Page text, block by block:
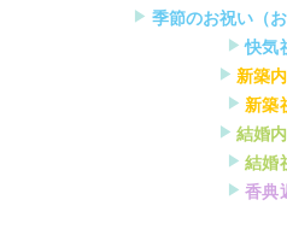
▶ 季節のお祝い（
▶ 快気
▶ 新築
▶ 新築
▶ 結婚
▶ 結婚
▶ 香典